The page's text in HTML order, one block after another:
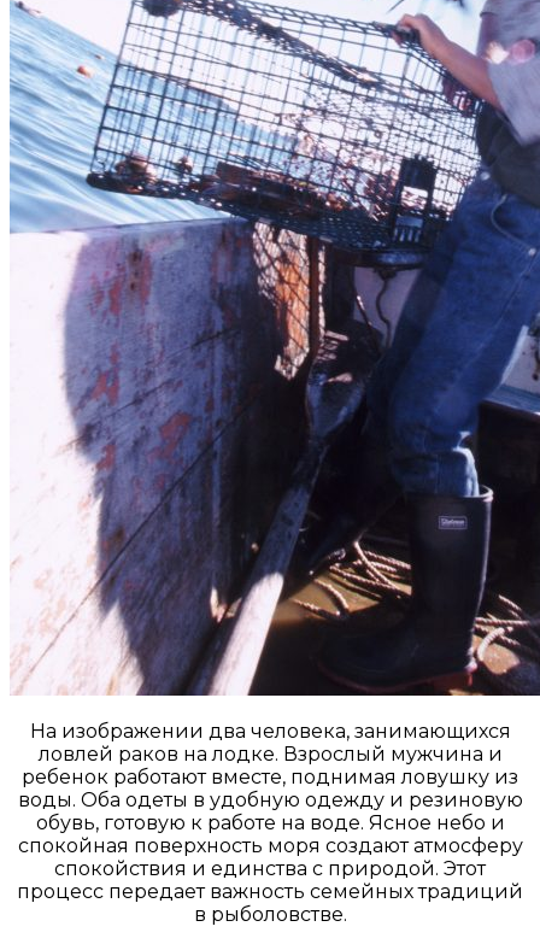
На изображении два человека, занимающихся
ловлей раков на лодке. Взрослый мужчина и
ребенок работают вместе, поднимая ловушку из
воды. Оба одеты в удобную одежду и резиновую
обувь, готовую к работе на воде. Ясное небо и
спокойная поверхность моря создают атмосферу
спокойствия и единства с природой. Этот
процесс передает важность семейных традиций
в рыболовстве.